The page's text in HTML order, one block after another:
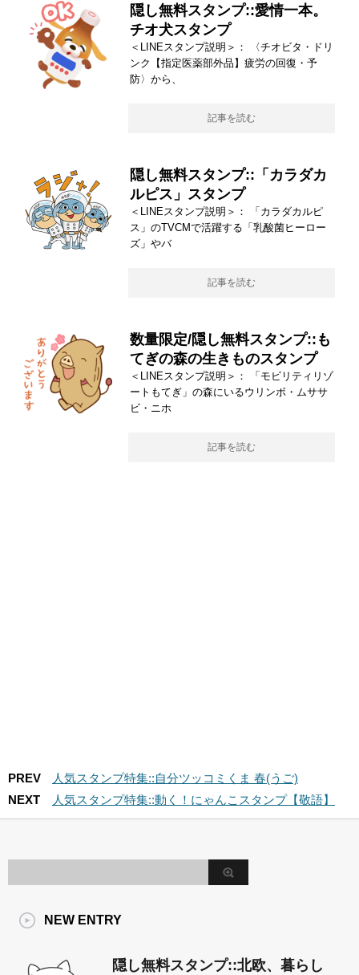
隠し無料スタンプ::愛情一本。
チオ犬スタンプ
＜LINEスタンプ説明＞： 〈チオビタ・ドリ
ンク【指定医薬部外品】疲労の回復・予
防〉から、
記事を読む
隠し無料スタンプ::「カラダカ
ルピス」スタンプ
＜LINEスタンプ説明＞： 「カラダカルピ
ス」のTVCMで活躍する「乳酸菌ヒーロー
ズ」やバ
記事を読む
数量限定/隠し無料スタンプ::も
てぎの森の生きものスタンプ
＜LINEスタンプ説明＞： 「モビリティリゾ
ートもてぎ」の森にいるウリンボ・ムササ
ビ・ニホ
記事を読む
PREV
人気スタンプ特集::自分ツッコミくま 春(うご)
NEXT
人気スタンプ特集::動く！にゃんこスタンプ【敬語】
NEW ENTRY
隠し無料スタンプ::北欧、暮らし